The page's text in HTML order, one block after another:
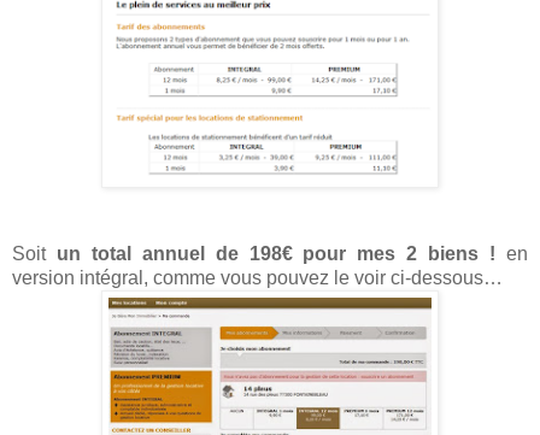
Soit un total annuel de 198€ pour mes 2 biens ! en
version intégral, comme vous pouvez le voir ci-dessous…